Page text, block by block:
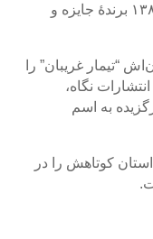
داستان برگزیده انتخاب شده و در سال ۱۳۸۲ برندۀ جایزه و
“تیمار غریبان” را
انتشارات نگاه،
به اسم
کوتاهش را در